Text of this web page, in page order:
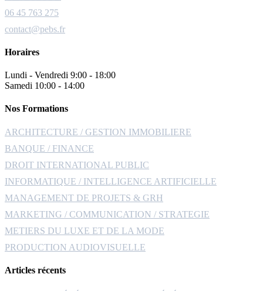
06 45 763 275
contact@pebs.fr
Horaires
Lundi - Vendredi 9:00 - 18:00
Samedi 10:00 - 14:00
Nos Formations
ARCHITECTURE / GESTION IMMOBILIERE
BANQUE / FINANCE
DROIT INTERNATIONAL PUBLIC
INFORMATIQUE / INTELLIGENCE ARTIFICIELLE
MANAGEMENT DE PROJETS & GRH
MARKETING / COMMUNICATION / STRATEGIE
METIERS DU LUXE ET DE LA MODE
PRODUCTION AUDIOVISUELLE
Articles récents